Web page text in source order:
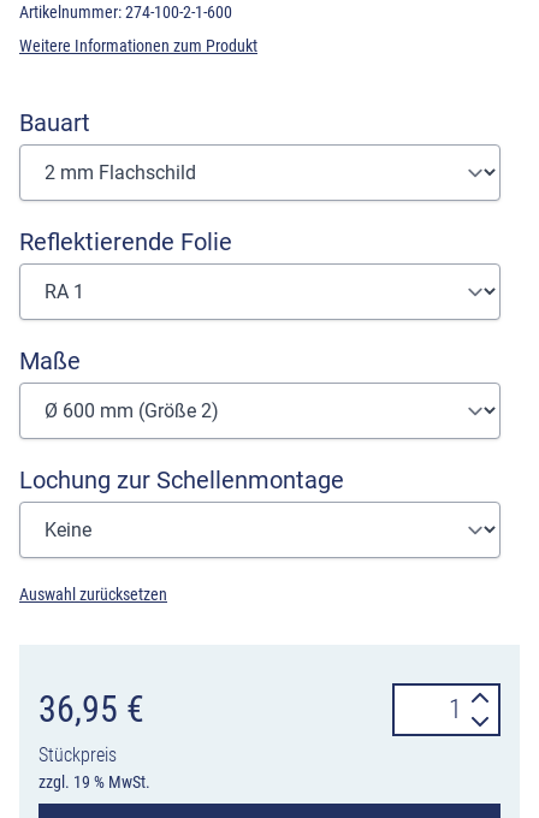
Artikelnummer:274-100-2-1-600
Weitere Informationen zum Produkt
Bauart
Reflektierende Folie
Maße
Lochung zur Schellenmontage
Auswahl zurücksetzen
36,95 €
Stückpreis
zzgl. 19 % MwSt.
274-
Zulässige